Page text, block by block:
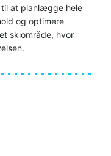
at planlægge hele
og optimere
skiområde, hvor